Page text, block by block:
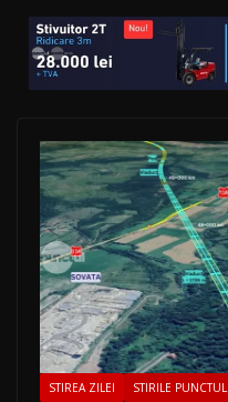
STIREA ZILEI STIRILE PUNCTUL